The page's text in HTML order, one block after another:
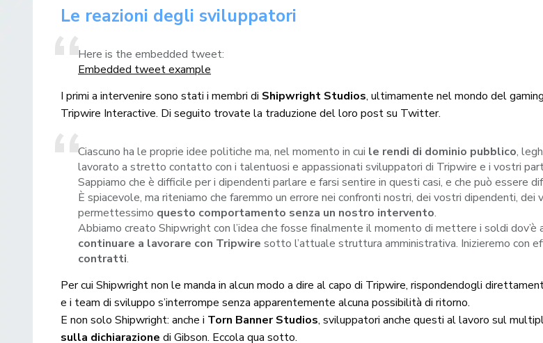
Le reazioni degli sviluppatori
Here is the embedded tweet:
Embedded tweet example
I primi a intervenire sono stati i membri di Shipwright Studios, ultimamente nel mondo del
Tripwire Interactive. Di seguito trovate la traduzione del loro post su Twitter.
Ciascuno ha le proprie idee politiche ma, nel momento in cui le rendi di dominio pubblico,
lavorato a stretto contatto con i talentuosi e appassionati sviluppatori di Tripwire e i vostri
Sappiamo che è difficile per i dipendenti parlare e farsi sentire in questi casi, e che può essere
È spiacevole, ma riteniamo che faremmo un errore nei confronti nostri, dei vostri dipendenti,
permettessimo questo comportamento senza un nostro intervento.
Abbiamo creato Shipwright con l’idea che fosse finalmente il momento di mettere i soldi dov’è
continuare a lavorare con Tripwiresotto l’attuale struttura amministrativa. Inizieremo con
contratti.
Per cui Shipwright non le manda in alcun modo a dire al capo di Tripwire, rispondendogli
e i team di sviluppo s’interrompe senza apparentemente alcuna possibilità di ritorno.
E non solo Shipwright: anche i Torn Banner Studios, sviluppatori anche questi al lavoro sul
sulla dichiarazionedi Gibson. Eccola qua sotto.